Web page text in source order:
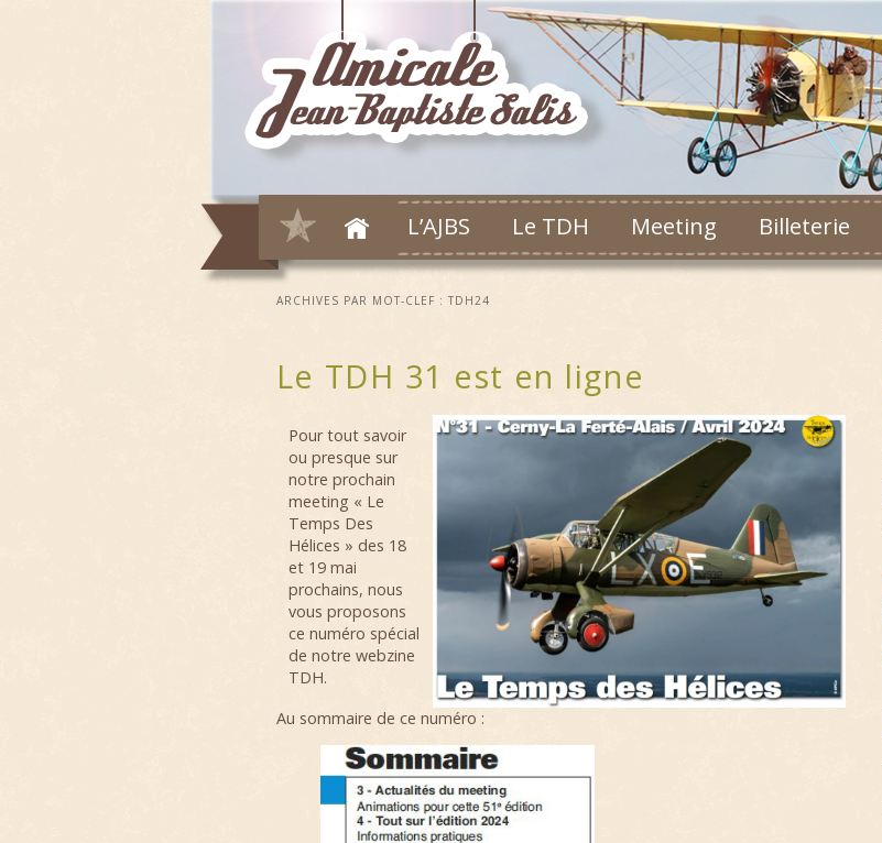
L’AJBS Le TDH Meeting Billeterie
ARCHIVES PAR MOT-CLEF : TDH24
Le TDH 31 est en ligne
Pour tout savoir
ou presque sur
notre prochain
meeting « Le
Temps Des
Hélices » des 18
et 19 mai
prochains, nous
vous proposons
ce numéro spécial
de notre webzine
TDH.
Au sommaire de ce numéro :